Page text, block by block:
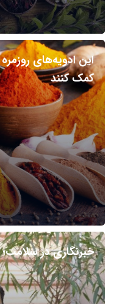
این ادویه‌های
کمک کنند
خبرنگاری در